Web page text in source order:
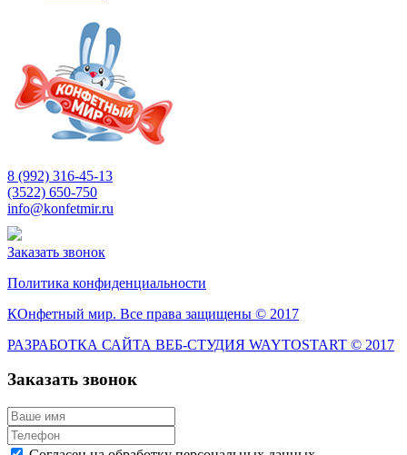
8 (992) 316-45-13
(3522) 650-750
info@konfetmir.ru
Заказать звонок
Политика конфиденциальности
КОнфетный мир. Все права защищены © 2017
РАЗРАБОТКА САЙТА ВЕБ-СТУДИЯ WAYTOSTART © 2017
Заказать звонок